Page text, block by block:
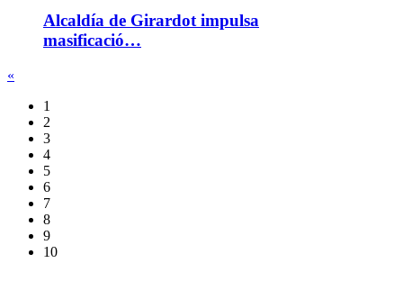
Alcaldía de Girardot impulsa
masificació…
«
1
2
3
4
5
6
7
8
9
10